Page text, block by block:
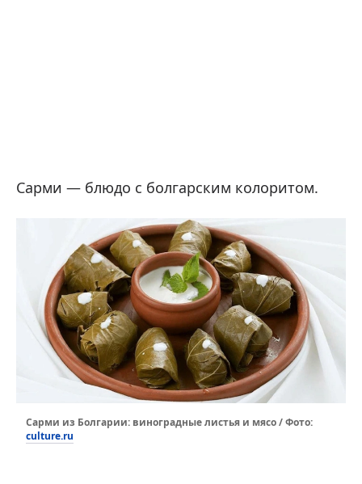
Сарми — блюдо с болгарским колоритом.
Сарми из Болгарии: виноградные листья и мясо / Фото:
culture.ru